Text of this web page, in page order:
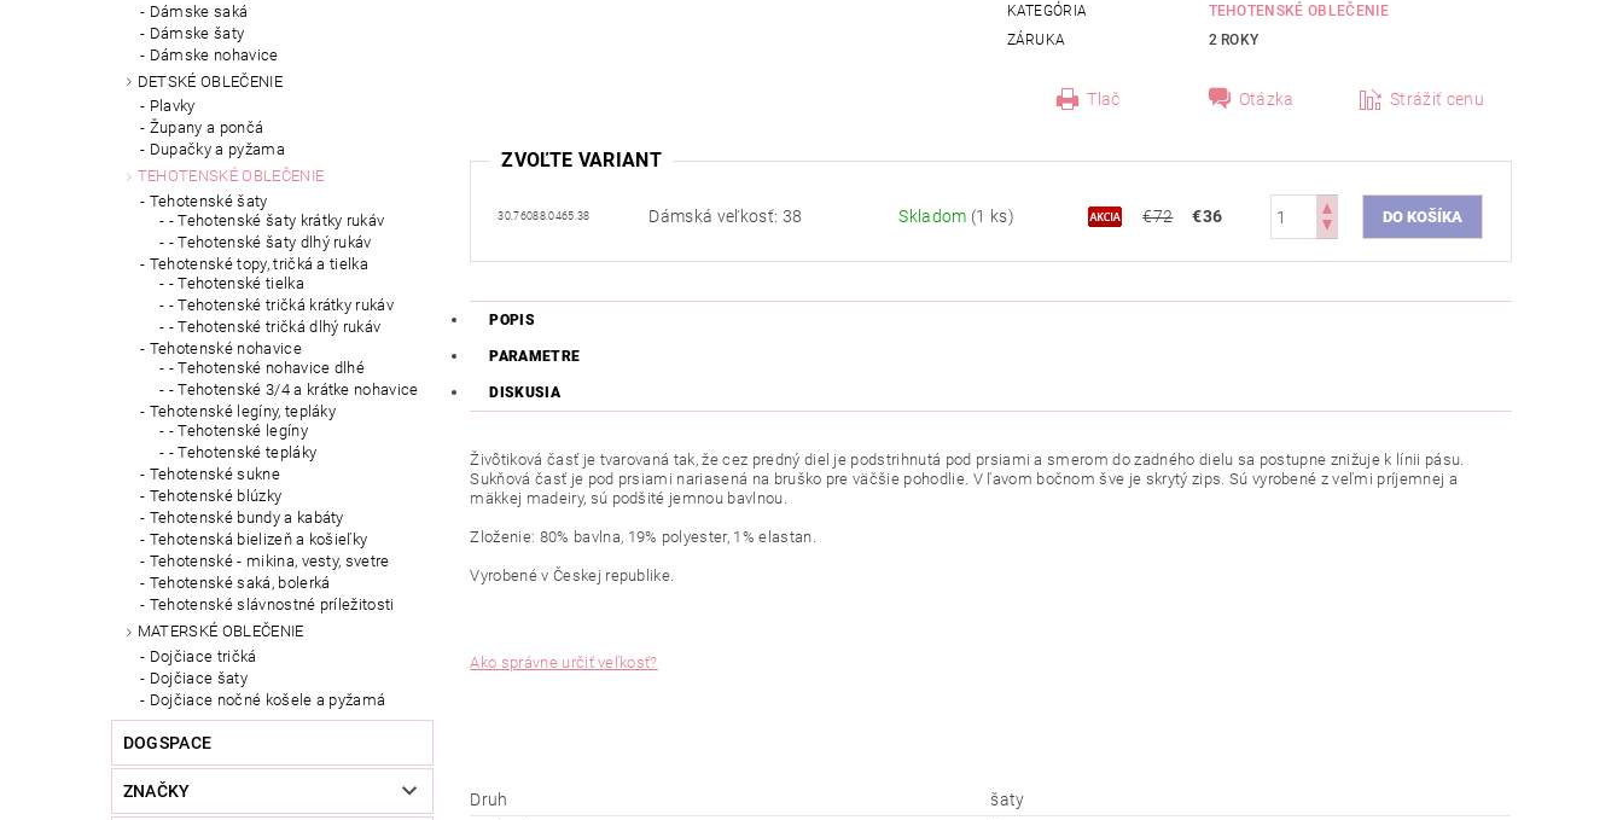
Dámske saká
Dámske šaty
Dámske nohavice
DETSKÉ OBLEČENIE
Plavky
Župany a pončá
Dupačky a pyžama
TEHOTENSKÉ OBLEČENIE
Tehotenské šaty
- Tehotenské šaty krátky rukáv
- Tehotenské šaty dlhý rukáv
Tehotenské topy, tričká a tielka
- Tehotenské tielka
- Tehotenské tričká krátky rukáv
- Tehotenské tričká dlhý rukáv
Tehotenské nohavice
- Tehotenské nohavice dlhé
- Tehotenské 3/4 a krátke nohavice
Tehotenské legíny, tepláky
- Tehotenské legíny
- Tehotenské tepláky
Tehotenské sukne
Tehotenské blúzky
Tehotenské bundy a kabáty
Tehotenská bielizeň a košieľky
Tehotenské - mikina, vesty, svetre
Tehotenské saká, bolerká
Tehotenské slávnostné príležitosti
MATERSKÉ OBLEČENIE
Dojčiace tričká
Dojčiace šaty
Dojčiace nočné košele a pyžamá
DOGSPACE
ZNAČKY
KATEGÓRIA
TEHOTENSKÉ OBLEČENIE
ZÁRUKA
2 ROKY
Tlač Otázka Strážiť cenu
ZVOĽTE VARIANT
30.76088.0465.38 Dámská veľkosť: 38 Skladom (1 ks) €72 €36
POPIS
PARAMETRE
DISKUSIA
Živôtiková časť je tvarovaná tak, že cez predný diel je podstrihnutá pod prsiami asmerom do zadného dielu sa postupne znižuje k línii pásu.
Sukňová časť je pod prsiami nariasená na bruško pre väčšie pohodlie. V ľavom bočnom šve je skrytý zips. Sú vyrobené z veľmi príjemnej a
mäkkej madeiry, sú podšité jemnou bavlnou.
Zloženie: 80% bavlna, 19% polyester, 1 % elastan.
Vyrobenév Českej republike.
Ako správne určiť veľkosť?
Druh
šaty